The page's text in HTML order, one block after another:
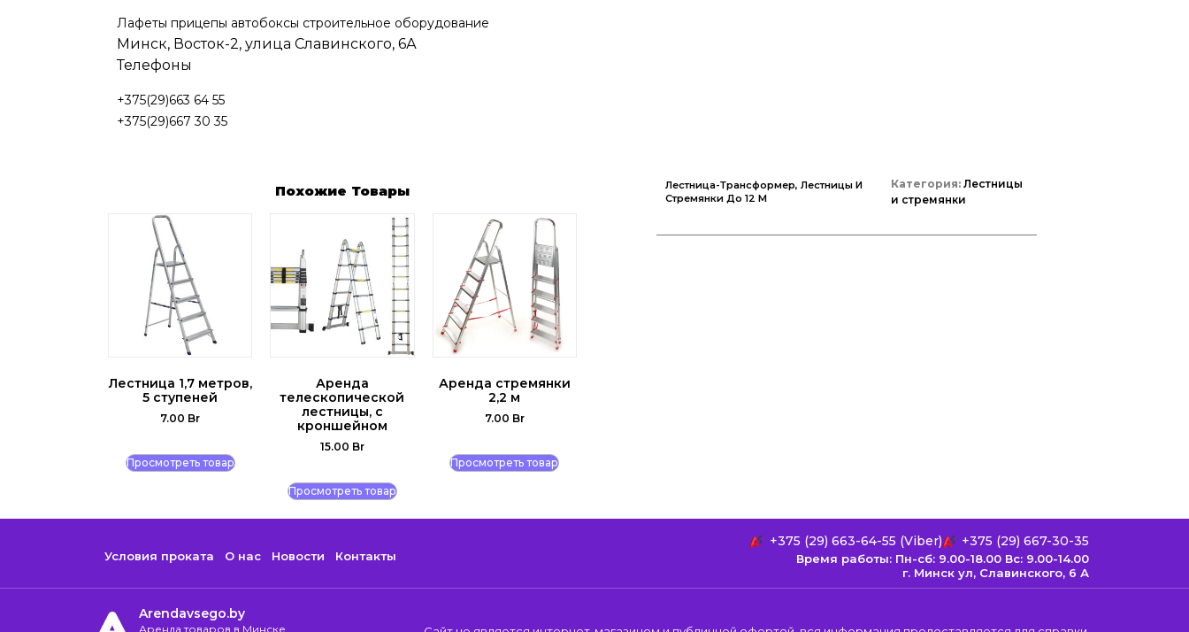
Лафеты прицепы автобоксы строительное оборудование
Минск, Восток-2, улица Славинского, 6А
Телефоны
+375(29)663 64 55
+375(29)667 30 35
Похожие Товары
Лестница 1,7 метров,
5 ступеней
7.00 Br
Просмотреть товар
Аренда
телескопической
лестницы, с
кроншейном
15.00 Br
Просмотреть товар
Аренда стремянки
2,2 м
7.00 Br
Просмотреть товар
Лестница-Трансформер, Лестницы И
Стремянки До 12 М
Категория: Лестницы
и стремянки
Условия проката О нас Новости Контакты
+375 (29) 663-64-55 (Viber) +375 (29) 667-30-35
Время работы: Пн-сб: 9.00-18.00 Вс: 9.00-14.00
г. Минск ул, Cлавинского, 6 А
Arendavsego.by
Аренда товаров в Минске